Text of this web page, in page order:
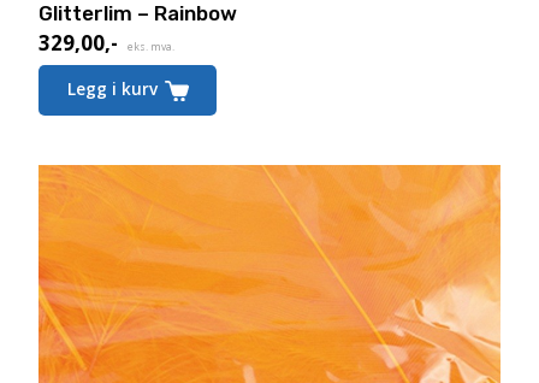
Glitterlim – Rainbow
329,00,- eks. mva.
Legg i kurv